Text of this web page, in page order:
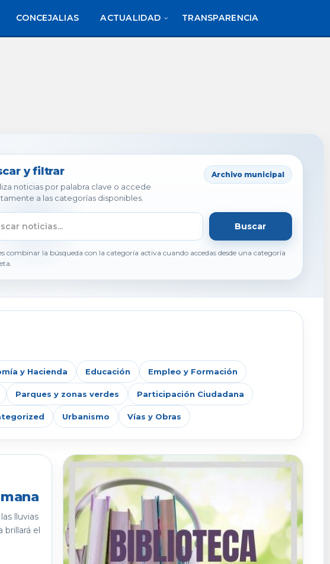
CONCEJALIAS ACTUALIDAD TRANSPARENCIA
y filtrar
noticias por palabra clave o accede
a las categorías disponibles.
Archivo municipal
Buscar
combinar la búsqueda con la categoría activa cuando accedas desde una categoría
y Hacienda Educación Empleo y Formación
Parques y zonas verdes Participación Ciudadana
Urbanismo Vías y Obras
lluvias
brillará el